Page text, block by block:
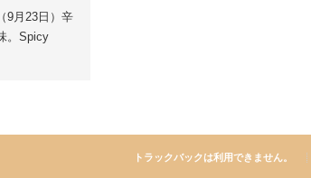
9月23日）辛
。Spicy
トラックバックは利用できません。